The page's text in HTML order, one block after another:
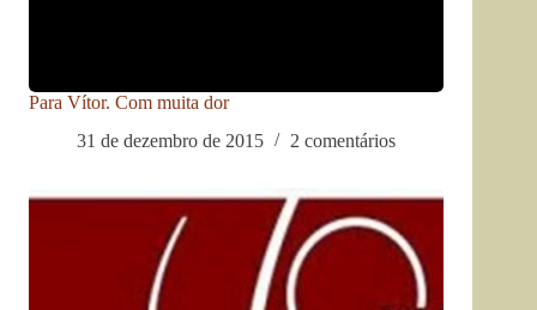
Para Vítor. Com muita dor
31 de dezembro de 2015
2 comentários